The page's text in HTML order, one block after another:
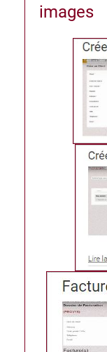
images